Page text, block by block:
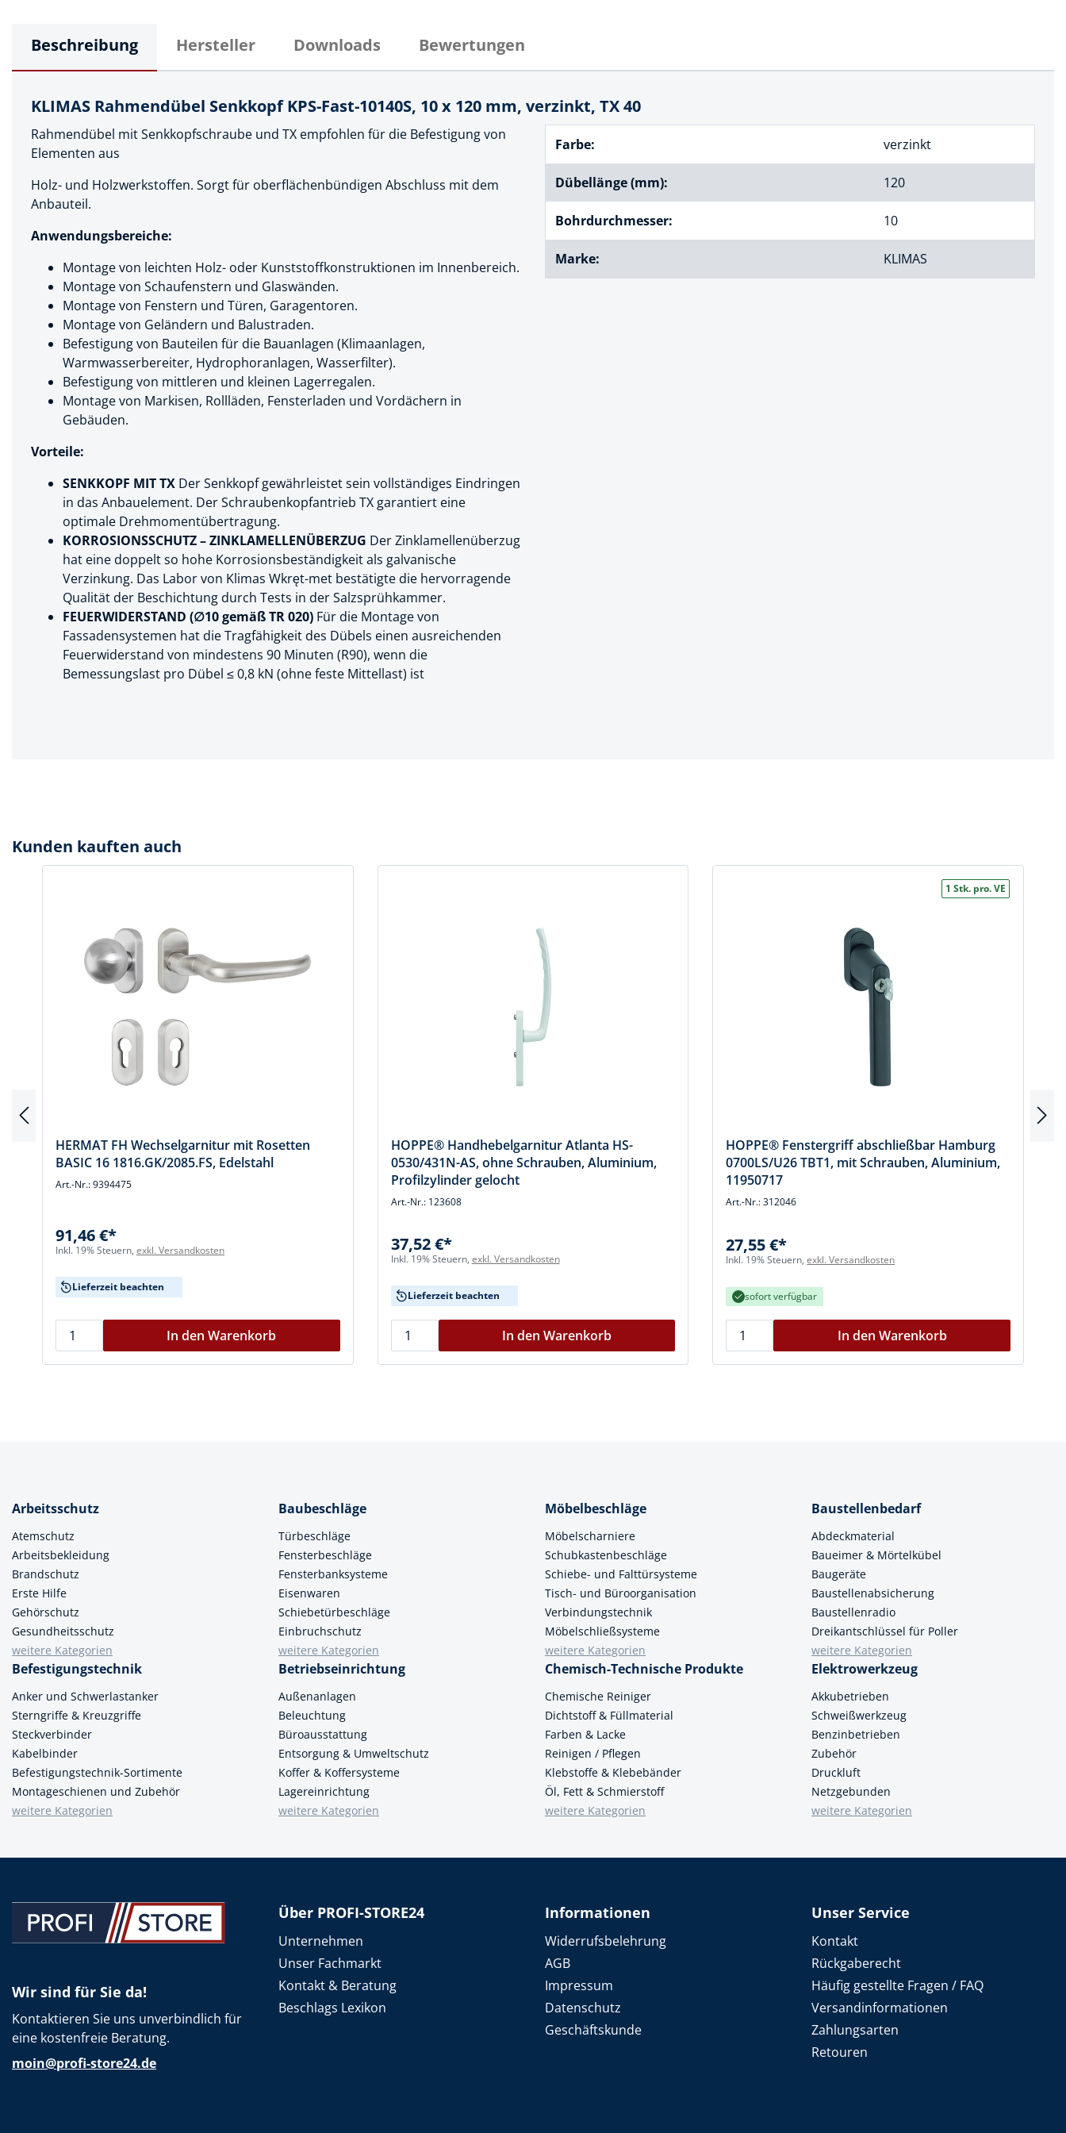
Holzverbinder
Hebelwerkzeug
Hobel, Beitel & Ziehklingen
Magnetwerkzeuge
Nietwerkzeug
Pumpen
Schneidwerkzeug
Spachtel & Kelle
Spanntechnik
Spannungsprüfer
Beschreibung Hersteller Downloads Bewertungen
KLIMAS Rahmendübel Senkkopf KPS-Fast-10140S, 10 x 120 mm, verzinkt, TX 40
Rahmendübel mit Senkkopfschraube und TX empfohlen für die Befestigung von
Elementen aus
Holz- und Holzwerkstoffen. Sorgt für oberflächenbündigen Abschluss mit dem
Anbauteil.
Anwendungsbereiche:
Montage von leichten Holz- oder Kunststoffkonstruktionen im Innenbereich.
Montage von Schaufenstern und Glaswänden.
Montage von Fenstern und Türen, Garagentoren.
Montage von Geländern und Balustraden.
Befestigung von Bauteilen für die Bauanlagen (Klimaanlagen,
Warmwasserbereiter, Hydrophoranlagen, Wasserfilter).
Befestigung von mittleren und kleinen Lagerregalen.
Montage von Markisen, Rollläden, Fensterladen und Vordächern in
Gebäuden.
Vorteile:
SENKKOPF MIT TX Der Senkkopf gewährleistet sein vollständiges Eindringen
in das Anbauelement. Der Schraubenkopfantrieb TX garantiert eine
optimale Drehmomentübertragung.
KORROSIONSSCHUTZ – ZINKLAMELLENÜBERZUG Der Zinklamellenüberzug
hat eine doppelt so hohe Korrosionsbeständigkeit als galvanische
Verzinkung. Das Labor von Klimas Wkręt-met bestätigte die hervorragende
Qualität der Beschichtung durch Tests in der Salzsprühkammer.
FEUERWIDERSTAND (∅10 gemäß TR 020) Für die Montage von
Fassadensystemen hat die Tragfähigkeit des Dübels einen ausreichenden
Feuerwiderstand von mindestens 90 Minuten (R90), wenn die
Bemessungslast pro Dübel ≤ 0,8 kN (ohne feste Mittellast) ist
Farbe: verzinkt
Dübellänge (mm): 120
Bohrdurchmesser: 10
Marke: KLIMAS
Kunden kauften auch
HERMAT FH Wechselgarnitur mit Rosetten
BASIC 16 1816.GK/2085.FS, Edelstahl
Art.-Nr.: 9394475
91,46 €*
Inkl. 19% Steuern, exkl. Versandkosten
Lieferzeit beachten
In den Warenkorb
HOPPE® Handhebelgarnitur Atlanta HS-
0530/431N-AS, ohne Schrauben, Aluminium,
Profilzylinder gelocht
Art.-Nr.: 123608
37,52 €*
Inkl. 19% Steuern, exkl. Versandkosten
Lieferzeit beachten
In den Warenkorb
1 Stk. pro. VE
HOPPE® Fenstergriff abschließbar Hamburg
0700LS/U26 TBT1, mit Schrauben, Aluminium,
11950717
Art.-Nr.: 312046
27,55 €*
Inkl. 19% Steuern,exkl. Versandkosten
sofort verfügbar
In den Warenkorb
Arbeitsschutz
Atemschutz
Arbeitsbekleidung
Brandschutz
Erste Hilfe
Gehörschutz
Gesundheitsschutz
weitere Kategorien
Baubeschläge
Türbeschläge
Fensterbeschläge
Fensterbanksysteme
Eisenwaren
Schiebetürbeschläge
Einbruchschutz
weitere Kategorien
Möbelbeschläge
Möbelscharniere
Schubkastenbeschläge
Schiebe- und Falttürsysteme
Tisch- und Büroorganisation
Verbindungstechnik
Möbelschließsysteme
weitere Kategorien
Baustellenbedarf
Abdeckmaterial
Baueimer & Mörtelkübel
Baugeräte
Baustellenabsicherung
Baustellenradio
Dreikantschlüssel für Poller
weitere Kategorien
Befestigungstechnik
Anker und Schwerlastanker
Sterngriffe & Kreuzgriffe
Steckverbinder
Kabelbinder
Befestigungstechnik-Sortimente
Montageschienen und Zubehör
weitere Kategorien
Betriebseinrichtung
Außenanlagen
Beleuchtung
Büroausstattung
Entsorgung & Umweltschutz
Koffer & Koffersysteme
Lagereinrichtung
weitere Kategorien
Chemisch-Technische Produkte
Chemische Reiniger
Dichtstoff & Füllmaterial
Farben & Lacke
Reinigen / Pflegen
Klebstoffe & Klebebänder
Öl, Fett & Schmierstoff
weitere Kategorien
Elektrowerkzeug
Akkubetrieben
Schweißwerkzeug
Benzinbetrieben
Zubehör
Druckluft
Netzgebunden
weitere Kategorien
Wir sind für Sie da!
Kontaktieren Sie uns unverbindlich für
eine kostenfreie Beratung.
moin@profi-store24.de
Über PROFI-STORE24
Unternehmen
Unser Fachmarkt
Kontakt & Beratung
Beschlags Lexikon
Informationen
Widerrufsbelehrung
AGB
Impressum
Datenschutz
Geschäftskunde
Unser Service
Kontakt
Rückgaberecht
Häufig gestellte Fragen / FAQ
Versandinformationen
Zahlungsarten
Retouren